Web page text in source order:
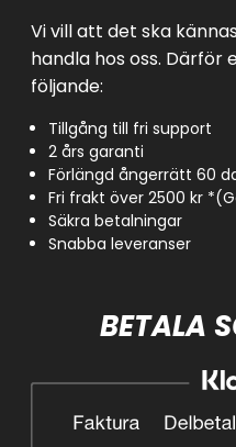
Vi vill att det ska
handla hos oss. Därför
följande:
Tillgång till fri support
2 års garanti
Förlängd ångerrätt 60
Fri frakt över 2500 kr
Säkra betalningar
Snabba leveranser
BETALA